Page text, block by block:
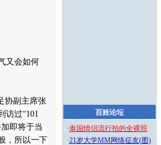
又会如何
协副主席张
访过“101
即将于当
，所以一下
百姓论坛
·泰国情侣流行拍的全裸照
·21岁大学MM网络征友(图)